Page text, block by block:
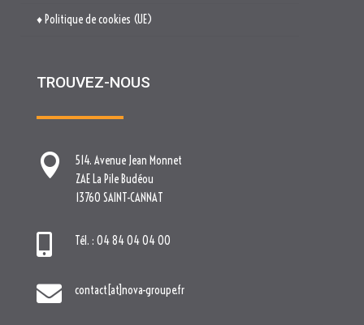
♦ Politique de cookies (UE)
TROUVEZ-NOUS

514. Avenue Jean Monnet
ZAE La Pile Budéou
13760 SAINT-CANNAT
 Tél. : 04 84 04 04 00
 contact[at]nova-groupe.fr